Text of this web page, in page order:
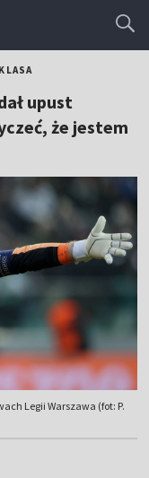
upust
że jestem
Legii Warszawa (fot: P.